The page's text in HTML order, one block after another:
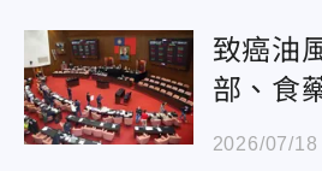
致癌油
部、食
立場曝
2026/07/18